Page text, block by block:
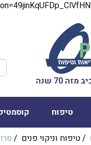
70 שנה
טיפוח
/טיפוח וניקוי פנים /